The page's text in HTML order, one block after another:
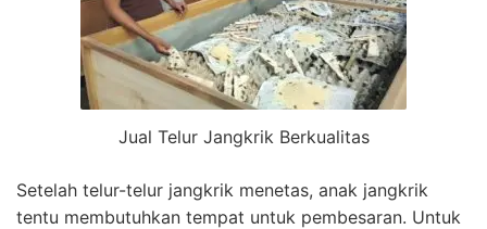
Jual Telur Jangkrik Berkualitas
Setelah telur-telur jangkrik menetas, anak jangkrik
tentu membutuhkan tempat untuk pembesaran. Untuk